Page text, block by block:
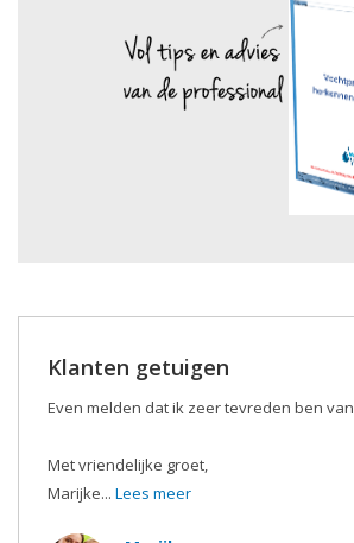
Klanten getuigen
Even melden dat ik zeer tevreden ben
Met vriendelijke groet,
Marijke... Lees meer